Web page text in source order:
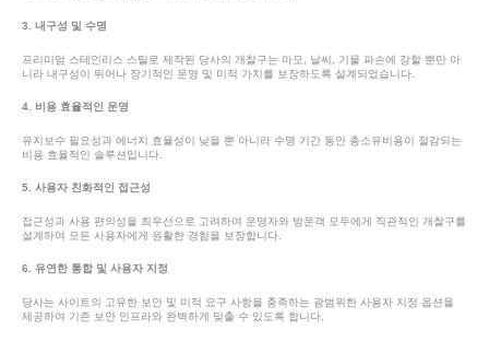
3. 내구성 및 수명
프리미엄 스테인리스 스틸로 제작된 당사의 개찰구는 마모, 날씨, 기물 파손에 강할 뿐만 아
니라 내구성이 뛰어나 장기적인 운영 및 미적 가치를 보장하도록 설계되었습니다.
4. 비용 효율적인 운영
유지보수 필요성과 에너지 효율성이 낮을 뿐 아니라 수명 기간 동안 총소유비용이 절감되는
비용 효율적인 솔루션입니다.
5. 사용자 친화적인 접근성
접근성과 사용 편의성을 최우선으로 고려하여 운영자와 방문객 모두에게 직관적인 개찰구를
설계하여 모든 사용자에게 원활한 경험을 보장합니다.
6. 유연한 통합 및 사용자 지정
당사는 사이트의 고유한 보안 및 미적 요구 사항을 충족하는 광범위한 사용자 지정 옵션을
제공하여 기존 보안 인프라와 완벽하게 맞출 수 있도록 합니다.